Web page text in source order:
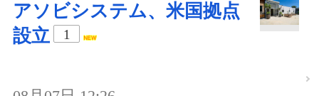
アソビシステム、米国拠点
設立
1